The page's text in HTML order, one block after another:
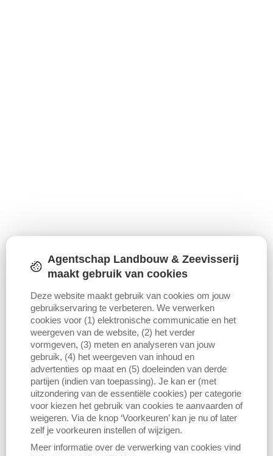
Download figuur (PNG) Download
De VEVA-producentenprijs wordt niet langer aangevuld.
Agentschap Landbouw & Zeevisserij
maakt gebruik van cookies
Deze website maakt gebruik van cookies om jouw
gebruikservaring te verbeteren. We verwerken
cookies voor (1) elektronische communicatie en het
weergeven van de website, (2) het verder
vormgeven, (3) meten en analyseren van jouw
gebruik, (4) het weergeven van inhoud en
advertenties op maat en (5) doeleinden van derde
partijen (indien van toepassing). Je kan er (met
uitzondering van de essentiële cookies) per categorie
voor kiezen het gebruik van cookies te aanvaarden of
weigeren. Via de knop ‘Voorkeuren’ kan je nu of later
zelf je voorkeuren instellen of wijzigen.
Meer informatie over de verwerking van cookies vind